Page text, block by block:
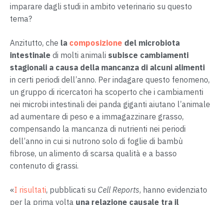
imparare dagli studi in ambito veterinario su questo
tema?
Anzitutto, che la composizione del microbiota
intestinale di molti animali subisce cambiamenti
stagionali a causa della mancanza di alcuni alimenti
in certi periodi dell’anno. Per indagare questo fenomeno,
un gruppo di ricercatori ha scoperto che i cambiamenti
nei microbi intestinali dei panda giganti aiutano l’animale
ad aumentare di peso e a immagazzinare grasso,
compensando la mancanza di nutrienti nei periodi
dell’anno in cui si nutrono solo di foglie di bambù
fibrose, un alimento di scarsa qualità e a basso
contenuto di grassi.
«I risultati, pubblicati su Cell Reports, hanno evidenziato
per la prima volta una relazione causale tra il